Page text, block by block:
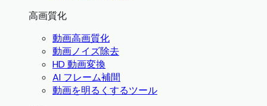
高画質化
動画高画質化
動画ノイズ除去
HD 動画変換
AI フレーム補間
動画を明るくするツール